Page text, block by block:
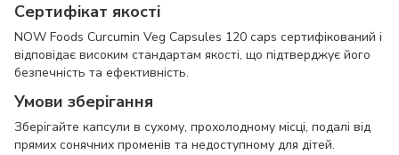
Сертифікат якості
NOW Foods Curcumin Veg Capsules 120 caps сертифікований і
відповідає високим стандартам якості, що підтверджує його
безпечність та ефективність.
Умови зберігання
Зберігайте капсули в сухому, прохолодному місці, подалі від
прямих сонячних променів та недоступному для дітей.